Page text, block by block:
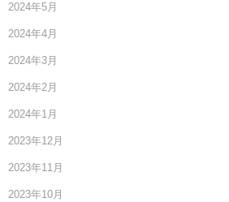
2024年5月
2024年4月
2024年3月
2024年2月
2024年1月
2023年12月
2023年11月
2023年10月